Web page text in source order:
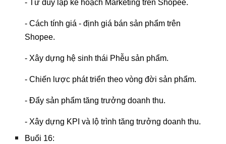
- Tư duy lập kế hoạch Marketing trên Shopee.
- Cách tính giá - định giá bán sản phẩm trên
Shopee.
- Xây dựng hệ sinh thái Phễu sản phẩm.
- Chiến lược phát triển theo vòng đời sản phẩm.
- Đẩy sản phẩm tăng trưởng doanh thu.
- Xây dựng KPI và lộ trình tăng trưởng doanh thu.
Buổi 16: